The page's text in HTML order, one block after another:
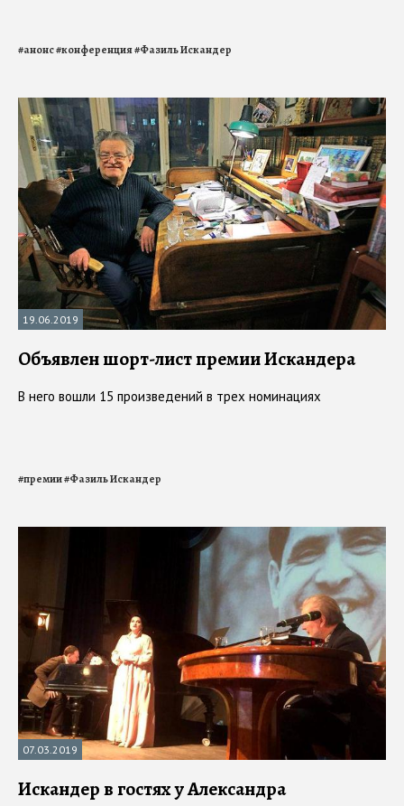
#анонс#конференция#Фазиль Искандер
19.06.2019
Объявлен шорт-лист премии Искандера
В него вошли 15 произведений в трех номинациях
#премии#Фазиль Искандер
07.03.2019
Искандер в гостях у Александра